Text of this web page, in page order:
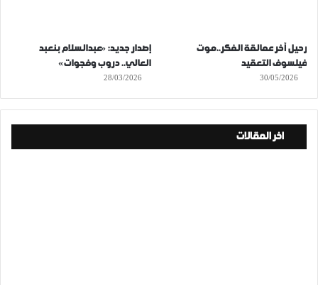
رحيل آخر عمالقة الفكر..موت
فيلسوف التعقيد
30/05/2026
إصدار جديد: «عبدالسلام بنعبد
العالي.. دروب وفجوات»
28/03/2026
اخر المقالات